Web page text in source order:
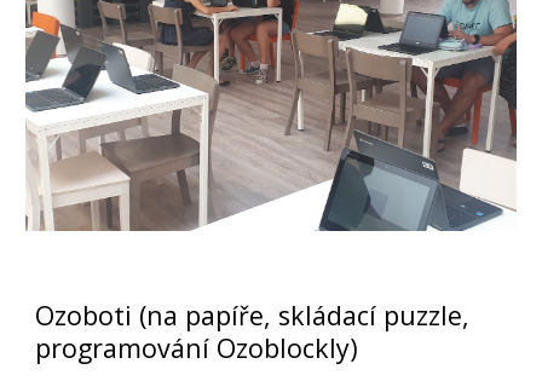
Ozoboti (na papíře, skládací puzzle,
programování Ozoblockly)